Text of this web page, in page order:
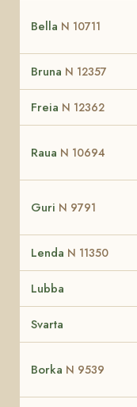
Bella N 10711
Bruna N 12357
Freia N 12362
Raua N 10694
Guri N 9791
Lenda N 11350
Lubba
Svarta
Borka N 9539